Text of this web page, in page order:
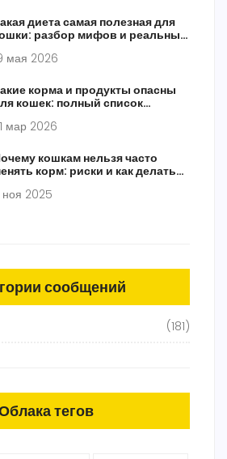
диета самая полезная для
разбор мифов и реальных
мая 2026
корма и продукты опасны
кошек: полный список
мар 2026
кошкам нельзя часто
корм: риски и как делать
2025
сообщений
(181)
тегов